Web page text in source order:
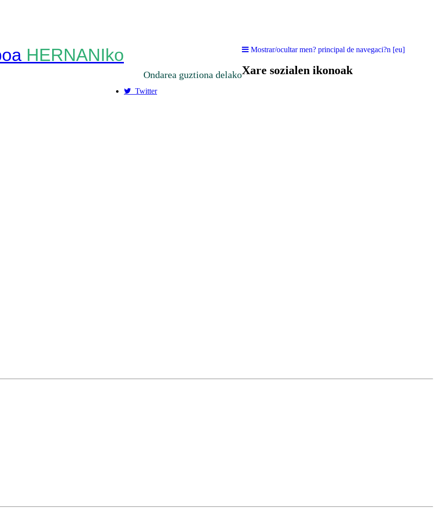
HERNANIko
Ondarea guztiona delako
Mostrar/ocultar men? principal de navegaci?n [eu]
Xare sozialen ikonoak
Twitter